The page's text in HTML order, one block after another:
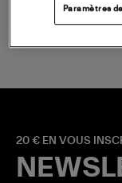
20 € EN VOUS
Paramètres